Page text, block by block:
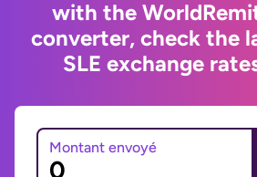
with the
converter, check the
SLE exchange
Montant envoyé